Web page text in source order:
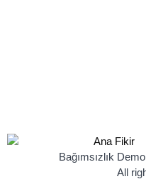
Bağımsızlık
All